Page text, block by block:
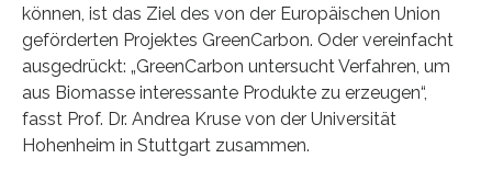
können, ist das Ziel des von der Europäischen Union
geförderten Projektes GreenCarbon. Oder vereinfacht
ausgedrückt: „GreenCarbon untersucht Verfahren, um
aus Biomasse interessante Produkte zu erzeugen“,
fasst Prof. Dr. Andrea Kruse von der Universität
Hohenheim in Stuttgart zusammen.